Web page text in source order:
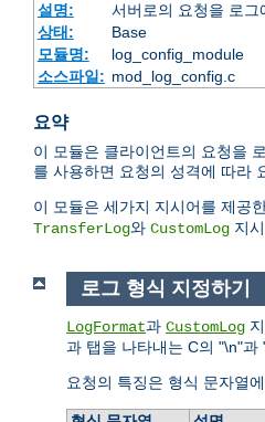
설명:
서버로의 요청을 로그
상태:
Base
모듈명:
log_config_module
소스파일: mod_log_config.c
요약
이 모듈은 클라이언트의 요청을
를 사용하면 요청의 성격에 따라
이 모듈은 세가지 지시어를 제공
TransferLog와 CustomLog 지
로그 형식 지정하기
LogFormat과 CustomLog
과 탭을 나타내는 C의 "\n"과
요청의 특징은 형식 문자열